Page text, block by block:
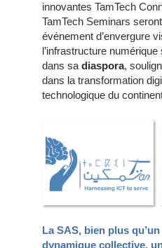
innovantes TamTech
TamTech Seminars
événement d’envergure
l’infrastructure
dans sa diaspora,
dans la transformation
technologique du
La SAS, bien plus
dynamique collective,